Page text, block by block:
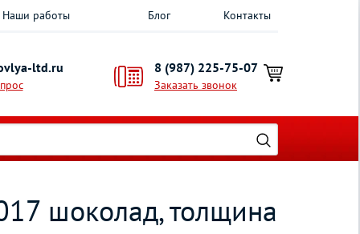
Наши работы Блог Контакты
ltd.ru 8 (987) 225-75-07
Заказать звонок
шоколад, толщина